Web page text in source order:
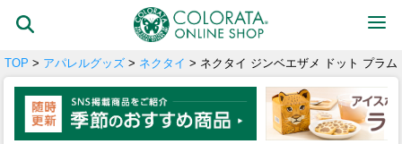
TOP > アパレルグッズ > ネクタイ > ネクタイ ジンベエザメ ドット プラム